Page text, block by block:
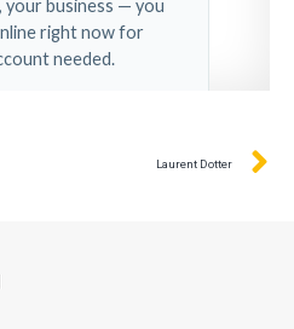
Laurent Dotter